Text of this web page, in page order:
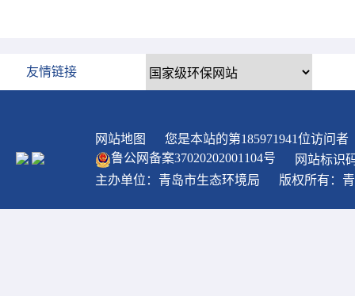
友情链接
网站地图 您是本站的第185971941位访问者
鲁公网备案37020202001104号
网站标识
主办单位：青岛市生态环境局
版权所有：